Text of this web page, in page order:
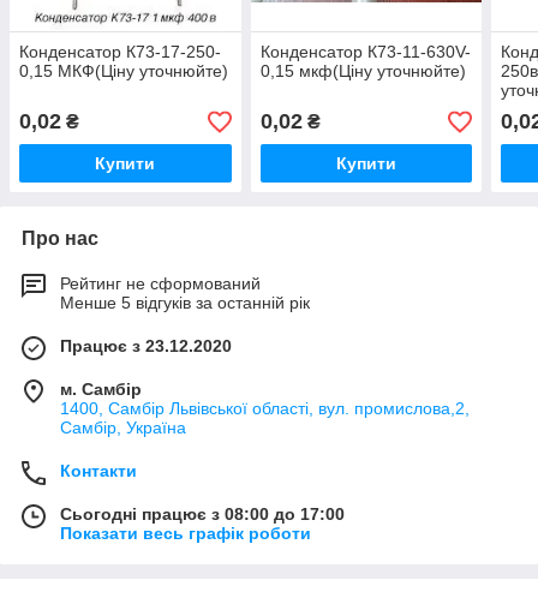
Конденсатор К73-17-250-
0,15 МКФ(Ціну уточнюйте)
0,02 ₴
Купити
Конденсатор К73-11-630V-
0,15 мкф(Ціну уточнюйте)
0,02₴
Купити
Про нас
Рейтинг не сформований
Менше 5 відгуків за останній рік
Працює з 23.12.2020
м. Самбір
1400, Самбір Львівської області, вул. промислова,2,
Самбір, Україна
Контакти
Сьогодні працює з 08:00 до 17:00
Показати весь графік роботи